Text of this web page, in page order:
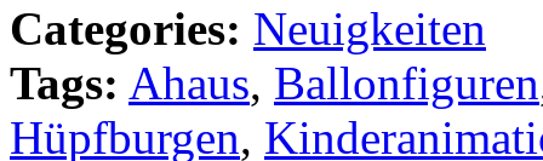
Categories: Neuigkeiten
Tags: Ahaus, Ballonfiguren
Hüpfburgen,